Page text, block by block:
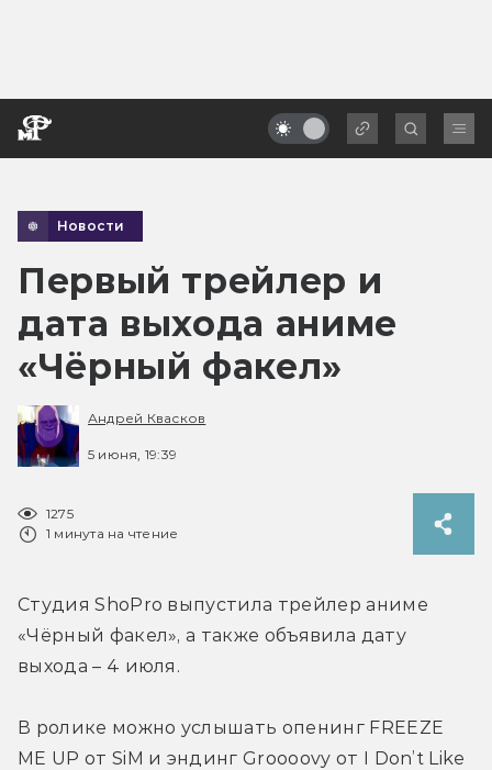
Новости
Первый трейлер и
дата выхода аниме
«Чёрный факел»
Андрей Квасков
5 июня, 19:39
1275
1 минута на чтение
Студия ShoPro выпустила трейлер аниме
«Чёрный факел», а также объявила дату
выхода – 4 июля.
В ролике можно услышать опенинг FREEZE
ME UP от SiM и эндинг Groooovy от I Don’t Like